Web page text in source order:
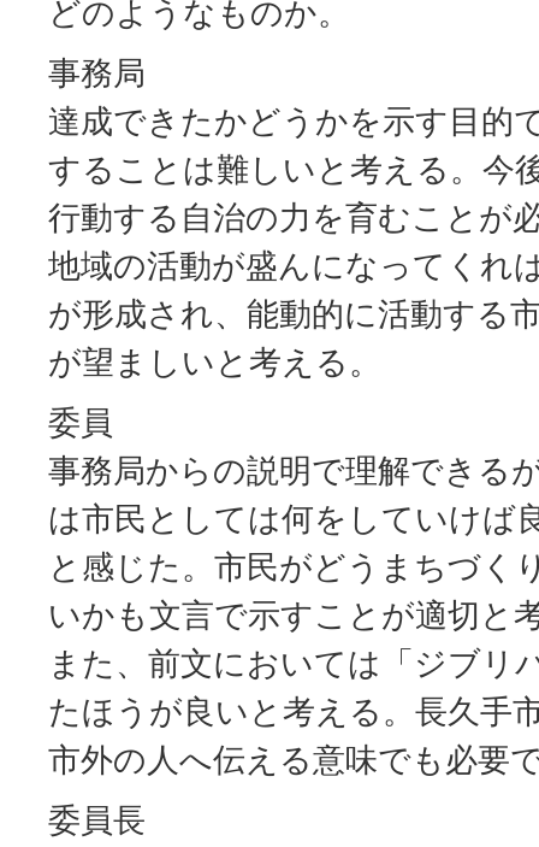
どのようなものか。
事務局
達成できたかどうかを示す目的
することは難しいと考える。今
行動する自治の力を育むことが
地域の活動が盛んになってくれ
が形成され、能動的に活動する
が望ましいと考える。
委員
事務局からの説明で理解できる
は市民としては何をしていけば
と感じた。市民がどうまちづく
いかも文言で示すことが適切と
また、前文においては「ジブリ
たほうが良いと考える。長久手
市外の人へ伝える意味でも必要
委員長